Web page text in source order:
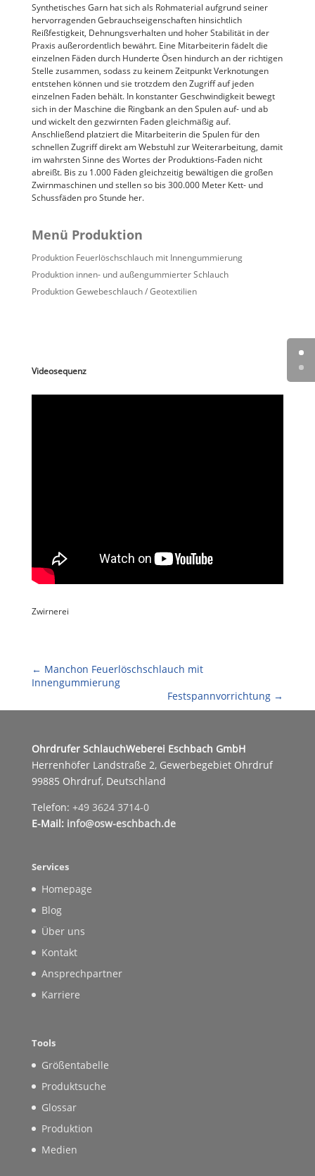
Synthetisches Garn hat sich als Rohmaterial aufgrund seiner
hervorragenden Gebrauchseigenschaften hinsichtlich
Reißfestigkeit, Dehnungsverhalten und hoher Stabilität in der
Praxis außerordentlich bewährt. Eine Mitarbeiterin fädelt die
einzelnen Fäden durch Hunderte Ösen hindurch an der richtigen
Stelle zusammen, sodass zu keinem Zeitpunkt Verknotungen
entstehen können und sie trotzdem den Zugriff auf jeden
einzelnen Faden behält. In konstanter Geschwindigkeit bewegt
sich in der Maschine die Ringbank an den Spulen auf- und ab
und wickelt den gezwirnten Faden gleichmäßig auf.
Anschließend platziert die Mitarbeiterin die Spulen für den
schnellen Zugriff direkt am Webstuhl zur Weiterarbeitung, damit
im wahrsten Sinne des Wortes der Produktions-Faden nicht
abreißt. Bis zu 1.000 Fäden gleichzeitig bewältigen die großen
Zwirnmaschinen und stellen so bis 300.000 Meter Kett- und
Schussfäden pro Stunde her.
Menü Produktion
Produktion Feuerlöschschlauch mit Innengummierung
Produktion innen- und außengummierter Schlauch
Produktion Gewebeschlauch / Geotextilien
Videosequenz
Zwirnerei
← Manchon Feuerlöschschlauch mit
Innengummierung
Festspannvorrichtung →
Ohrdrufer SchlauchWeberei Eschbach GmbH
Herrenhöfer Landstraße 2, Gewerbegebiet Ohrdruf
99885 Ohrdruf, Deutschland
Telefon: +49 3624 3714-0
E-Mail: info@osw-eschbach.de
Services
Homepage
Blog
Über uns
Kontakt
Ansprechpartner
Karriere
Tools
Größentabelle
Produktsuche
Glossar
Produktion
Medien